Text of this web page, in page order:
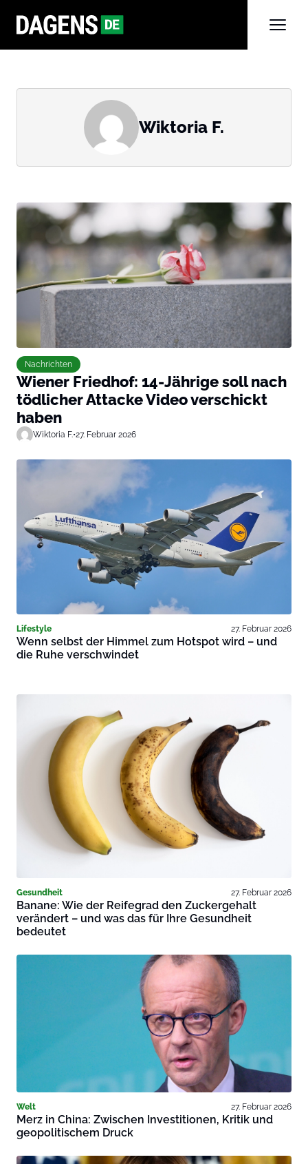
Wiktoria F.
Nachrichten
Wiener Friedhof: 14-Jährige soll nach
tödlicher Attacke Video verschickt
haben
Wiktoria F.•27. Februar 2026
Lifestyle 27. Februar 2026
Wenn selbst der Himmel zum Hotspot wird – und
die Ruhe verschwindet
Gesundheit 27. Februar 2026
Banane: Wie der Reifegrad den Zuckergehalt
verändert – und was das für Ihre Gesundheit
bedeutet
Welt 27. Februar 2026
Merz in China: Zwischen Investitionen, Kritik und
geopolitischem Druck